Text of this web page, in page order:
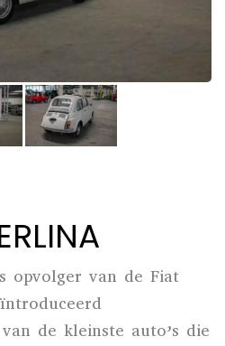
opvolger van de Fiat
de kleinste auto’s die